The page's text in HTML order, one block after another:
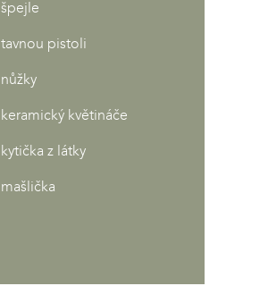
špejle
tavnou pistoli
nůžky
keramický květináče
kytička z látky
mašlička